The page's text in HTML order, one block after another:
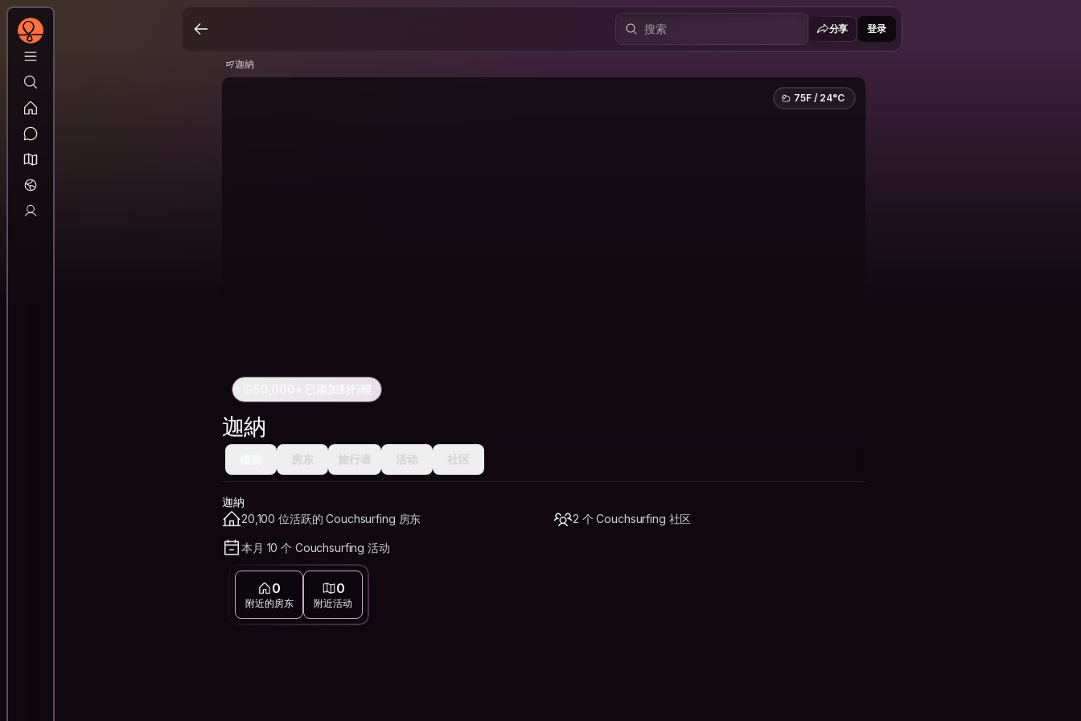
分享 登录
迦納
75F / 24°C
50,000+ 已添加到行程
迦納
房东 旅行者 活动 社区
迦納
20,100 位活跃的 Couchsurfing 房东
2 个 Couchsurfing 社区
本月 10 个 Couchsurfing 活动
0
附近的房东
0
附近活动